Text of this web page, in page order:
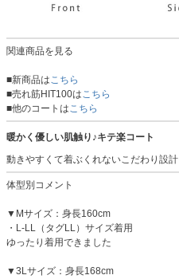
関連商品を見る
■新商品はこちら
■売れ筋HIT100はこちら
■他のコートはこちら
暖かく優しい肌触り♪キテ楽コート
動きやすくて着ぶくれないこだわり設計
体型別コメント
▼Mサイズ：身長160cm
・L-LL（タグLL）サイズ着用
ゆったり着用できました
▼3Lサイズ：身長168cm